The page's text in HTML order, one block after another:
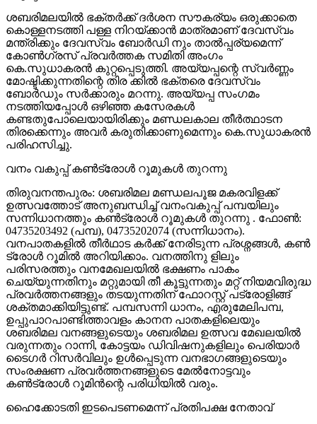
ശബരിമലയില്‍ ഭക്തര്‍ക്ക് ദര്‍ശന സൗകര്യം ഒരുക്കാതെ
കൊള്ളനടത്തി പള്ള നിറയ്ക്കാന്‍ മാത്രമാണ് ദേവസ്വം
മന്ത്രിക്കും ദേവസ്വം ബോര്‍ഡി നും താല്‍പ്പര്യമെന്ന്
കോണ്‍ഗ്രസ് പ്രവര്‍ത്തക സമിതി അംഗം
കെ.സുധാകരന്‍ കുറ്റപ്പെടുത്തി. അയ്യപ്പന്റെ സ്വര്‍ണ്ണം
മോഷ്ടിക്കുന്നതിന്റെ തിര ക്കില്‍ ഭക്തരെ ദേവസ്വം
ബോര്‍ഡും സര്‍ക്കാരും മറന്നു. അയ്യപ്പ സംഗമം
നടത്തിയപ്പോള്‍ ഒഴിഞ്ഞ കസേരകള്‍
കണ്ടതുപോലെയായിരിക്കും മണ്ഡലകാല തീര്‍ത്ഥാടന
തിരക്കെന്നും അവര്‍ കരുതിക്കാണുമെന്നും കെ.സുധാകരന്‍
പരിഹസിച്ചു.
വനം വകുപ്പ് കണ്‍ട്രോള്‍ റൂമുകള്‍ തുറന്നു
തിരുവനന്തപുരം: ശബരിമല മണ്ഡലപൂജ മകരവിളക്ക്
ഉത്സവത്തോട് അനുബന്ധിച്ച് വനംവകുപ്പ് പമ്പയിലും
സന്നിധാനത്തും കണ്‍ട്രോള്‍ റൂമുകള്‍ തുറന്നു . ഫോണ്‍:
04735203492 (പമ്പ), 04735202074 (സന്നിധാനം).
വനപാതകളില്‍ തീര്‍ഥാട കര്‍ക്ക് നേരിടുന്ന പ്രശ്നങ്ങള്‍, കണ്‍
ട്രോള്‍ റൂമില്‍ അറിയിക്കാം. വനത്തിനു ളിലും
പരിസരത്തും വനമേഖലയില്‍ ഭക്ഷണം പാകം
ചെയ്യുന്നതിനും മറ്റുമായി തീ കൂട്ടുന്നതും മറ്റ് നിയമവിരുദ്ധ
പ്രവര്‍ത്തനങ്ങളും തടയുന്നതിന് ഫോറസ്റ്റ് പട്രോളിങ്ങ്
ശക്തമാക്കിയിട്ടുണ്ട്. പമ്പസന്നി ധാനം, എരുമേലിപമ്പ,
ഉപ്പുപാറപാണ്ടിത്താവളം കാനന പാതകളിലെയും
ശബരിമല വനങ്ങളുടെയും ശബരിമല ഉത്സവ മേഖലയില്‍
വരുന്നതും റാന്നി, കോട്ടയം ഡിവിഷനുകളിലും പെരിയാര്‍
ടൈഗര്‍ റിസര്‍വിലും ഉള്‍പ്പെടുന്ന വനഭാഗങ്ങളുടെയും
സംരക്ഷണ പ്രവര്‍ത്തനങ്ങളുടെ മേല്‍നോട്ടവും
കണ്‍ട്രോള്‍ റൂമിന്‍ന്റെ പരിധിയില്‍ വരും.
ഹൈക്കോടതി ഇടപെടണമെന്ന് പ്രതിപക്ഷ നേതാവ്